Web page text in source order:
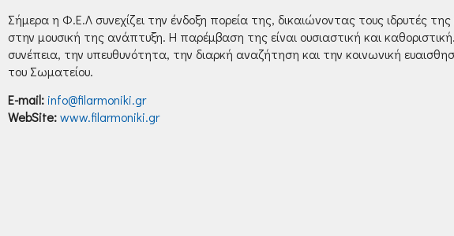
Σήμερα η Φ.Ε.Λ συνεχίζει την ένδοξη πορεία της, δικαιώνοντας τους ιδρυτές
στην μουσική της ανάπτυξη. Η παρέμβαση της είναι ουσιαστική και
συνέπεια, την υπευθυνότητα, την διαρκή αναζήτηση και την κοινωνική
του Σωματείου.
E-mail: info@filarmoniki.gr
WebSite:www.filarmoniki.gr